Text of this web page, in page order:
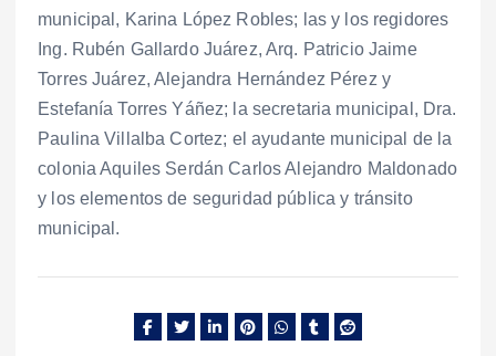
municipal, Karina López Robles; las y los regidores
Ing. Rubén Gallardo Juárez, Arq. Patricio Jaime
Torres Juárez, Alejandra Hernández Pérez y
Estefanía Torres Yáñez; la secretaria municipal, Dra.
Paulina Villalba Cortez; el ayudante municipal de la
colonia Aquiles Serdán Carlos Alejandro Maldonado
y los elementos de seguridad pública y tránsito
municipal.